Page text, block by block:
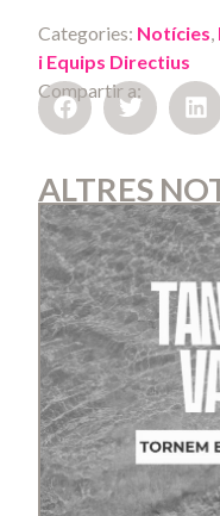
Categories: Notícies
i Equips Directius
Compartir a:
ALTRES